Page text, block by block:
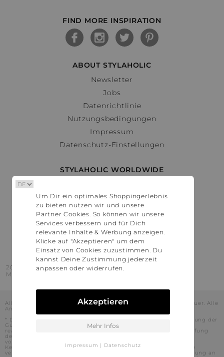
FIND MORE INSPIRATION
ABOUT STYLAHOLIC
Newsletter
Jobs
Datenrichtlinie
Nutzungsbedingungen
Impressum
Datenschutz-Einstellungen
STYLAHOLIC WORLDWIDE
Österreich
Schweiz
France
United States
2016 - 2026 © Stylaholic.
Made for you with love in munich.
Alle Preise inkl. der jeweils geltenden gesetzlichen Mehrwertsteuer. Alle
Angaben ohne Gewähr.
* Die angezeigten Preise beinhalten Rabatte, die durch die Nutzung der
Gutschein-Codes auf den Seiten unserer Partner voraussichtlich
realisiert werden können. Stylaholic führt keine vollständige Prüfung
der Gutschein-Codes durch und es kann daher in Einzelfällen
vorkommen, dass die Gutscheine abweichend von unserem
Kenntnisstand bei dem jeweiligen Shop nicht oder nur teilweise
verwendet werden können. Darüber hinaus kann deren Verwendung an
Um Dir ein optimales Shoppingerlebnis
zu bieten nutzen wir und unsere
Partner Cookies. So können wir unsere
Services verbessern und für Dich
relevante Inhalte & Werbung anzeigen.
Klicke auf "Akzeptieren" um dem
Einsatz von Cookies zuzustimmen. Du
kannst Deine Zustimmung jederzeit
anpassen oder widerrufen.
Akzeptieren
Mehr Infos
Impressum | Datenschutz